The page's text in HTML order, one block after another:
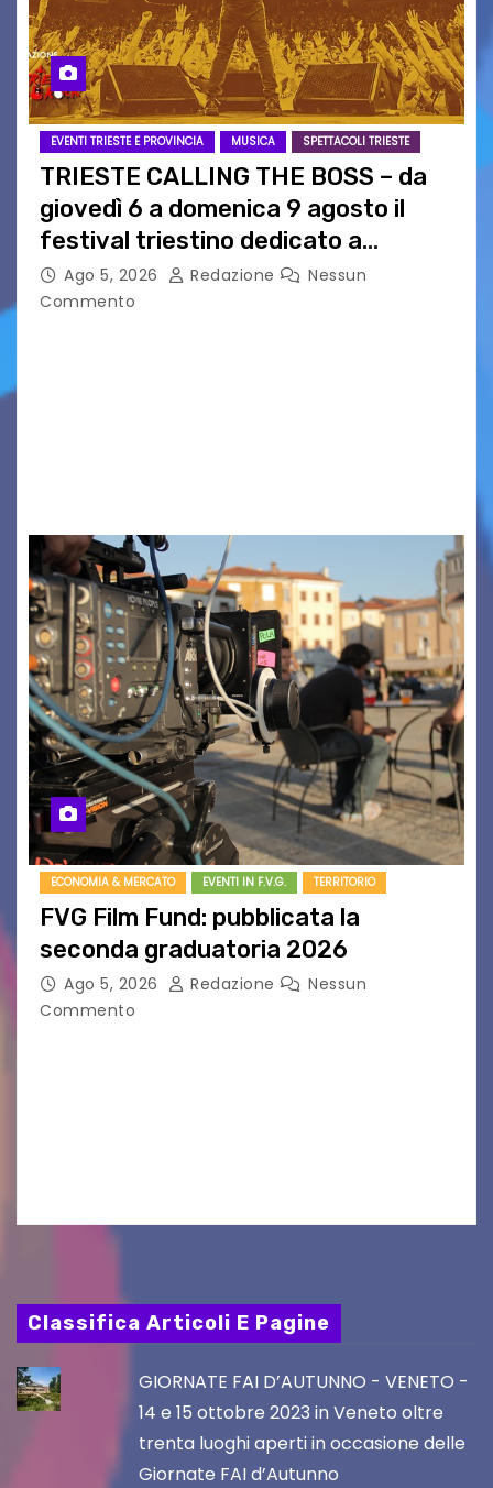
EVENTI TRIESTE E PROVINCIA MUSICA SPETTACOLI TRIESTE
TRIESTE CALLING THE BOSS – da
giovedì 6 a domenica 9 agosto il
festival triestino dedicato a
Springsteen
Ago 5, 2026 Redazione
Nessun
Commento
ECONOMIA & MERCATO EVENTI IN F.V.G. TERRITORIO
FVG Film Fund: pubblicata la
seconda graduatoria 2026
Ago 5, 2026 Redazione
Nessun
Commento
Classifica Articoli E Pagine
GIORNATE FAI D’AUTUNNO - VENETO -
14 e 15 ottobre 2023 in Veneto oltre
trenta luoghi aperti in occasione delle
Giornate FAI d’Autunno